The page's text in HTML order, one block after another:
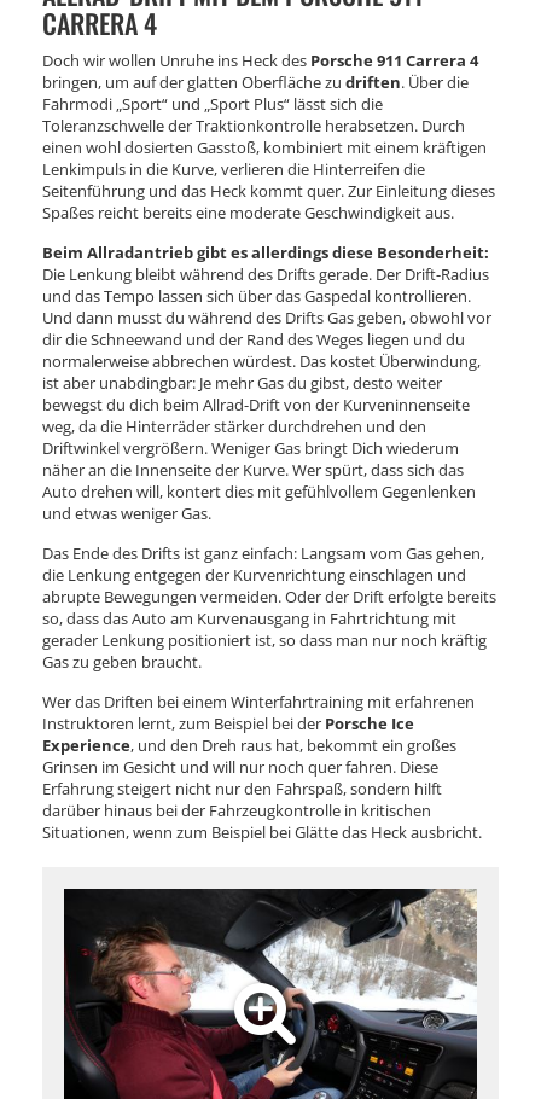
ARRERA 4
Doch wir wollen Unruhe ins Heck des Porsche 911 Carrera 4
bringen, um auf der glatten Oberfläche zu driften. Über die
Fahrmodi „Sport“ und „Sport Plus“ lässt sich die
Toleranzschwelle der Traktionkontrolle herabsetzen. Durch
einen wohl dosierten Gasstoß, kombiniert mit einem kräftigen
Lenkimpuls in die Kurve, verlieren die Hinterreifen die
Seitenführung und das Heck kommt quer. Zur Einleitung dieses
Spaßes reicht bereits eine moderate Geschwindigkeit aus.
Beim Allradantrieb gibt es allerdings diese Besonderheit:
Die Lenkung bleibt während des Drifts gerade. Der Drift-Radius
und das Tempo lassen sich über das Gaspedal kontrollieren.
Und dann musst du während des Drifts Gas geben, obwohl vor
dir die Schneewand und der Rand des Weges liegen und du
normalerweise abbrechen würdest. Das kostet Überwindung,
ist aber unabdingbar: Je mehr Gas du gibst, desto weiter
bewegst du dich beim Allrad-Drift von der Kurveninnenseite
weg, da die Hinterräder stärker durchdrehen und den
Driftwinkel vergrößern. Weniger Gas bringt Dich wiederum
näher an die Innenseite der Kurve. Wer spürt, dass sich das
Auto drehen will, kontert dies mit gefühlvollem Gegenlenken
und etwas weniger Gas.
Das Ende des Drifts ist ganz einfach: Langsam vom Gas gehen,
die Lenkung entgegen der Kurvenrichtung einschlagen und
abrupte Bewegungen vermeiden. Oder der Drift erfolgte bereits
so, dass das Auto am Kurvenausgang in Fahrtrichtung mit
gerader Lenkung positioniert ist, so dass man nur noch kräftig
Gas zu geben braucht.
Wer das Driften bei einem Winterfahrtraining mit erfahrenen
Instruktoren lernt, zum Beispiel bei der Porsche Ice
Experience, und den Dreh raus hat, bekommt ein großes
Grinsen im Gesicht und will nur noch quer fahren. Diese
Erfahrung steigert nicht nur den Fahrspaß, sondern hilft
darüber hinaus bei der Fahrzeugkontrolle in kritischen
Situationen, wenn zum Beispiel bei Glätte das Heck ausbricht.